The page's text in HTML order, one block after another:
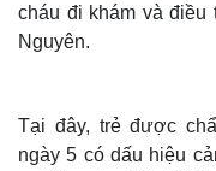
cháu đi khám và
Nguyên.
Tại đây, trẻ được
ngày 5 có dấu hiệu